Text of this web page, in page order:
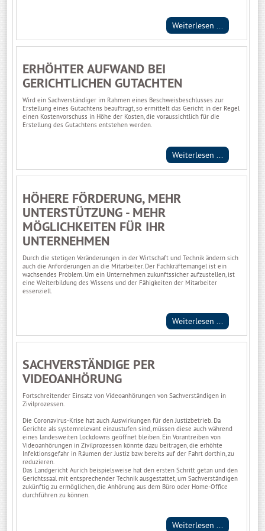
Weiterlesen ...
ERHÖHTER AUFWAND BEI
GERICHTLICHEN GUTACHTEN
Wird ein Sachverständiger im Rahmen eines Beschweisbeschlusses zur
Erstellung eines Gutachtens beauftragt, so ermittelt das Gericht in der Regel
einen Kostenvorschuss in Höhe der Kosten, die voraussichtlich für die
Erstellung des Gutachtens entstehen werden.
Weiterlesen ...
HÖHERE FÖRDERUNG, MEHR
UNTERSTÜTZUNG - MEHR
MÖGLICHKEITEN FÜR IHR
UNTERNEHMEN
Durch die stetigen Veränderungen in der Wirtschaft und Technik ändern sich
auch die Anforderungen an die Mitarbeiter. Der Fachkräftemangel ist ein
wachsendes Problem. Um ein Unternehmen zukunftssicher aufzustellen, ist
eine Weiterbildung des Wissens und der Fähigkeiten der Mitarbeiter
essenziell.
Weiterlesen ...
SACHVERSTÄNDIGE PER
VIDEOANHÖRUNG
Fortschreitender Einsatz von Videoanhörungen von Sachverständigen in
Zivilprozessen.
Die Coronavirus-Krise hat auch Auswirkungen für den Justizbetrieb. Da
Gerichte als systemrelevant einzustufen sind, müssen diese auch während
eines landesweiten Lockdowns geöffnet bleiben. Ein Vorantreiben von
Videoanhörungen in Zivilprozessen könnte dazu beitragen, die erhöhte
Infektionsgefahr in Räumen der Justiz bzw. bereits auf der Fahrt dorthin, zu
reduzieren.
Das Landgericht Aurich beispielsweise hat den ersten Schritt getan und den
Gerichtssaal mit entsprechender Technik ausgestattet, um Sachverständigen
zukünftig zu ermöglichen, die Anhörung aus dem Büro oder Home-Office
durchführen zu können.
Weiterlesen ...